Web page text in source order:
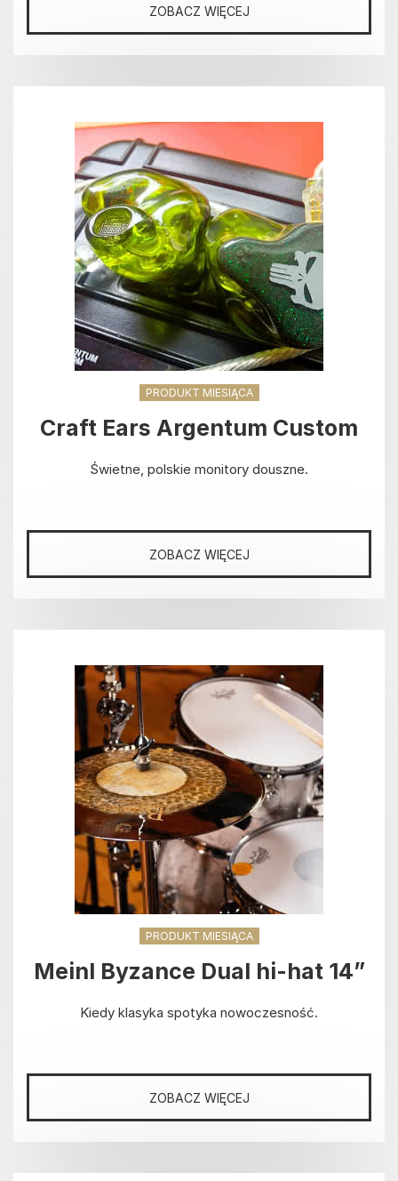
ZOBACZ WIĘCEJ
PRODUKT MIESIĄCA
Craft Ears Argentum Custom
Świetne, polskie monitory douszne.
ZOBACZ WIĘCEJ
PRODUKT MIESIĄCA
Meinl Byzance Dual hi-hat 14”
Kiedy klasyka spotyka nowoczesność.
ZOBACZ WIĘCEJ